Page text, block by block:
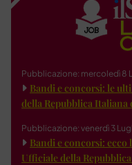
Pubblicazione: mercoledì 8
Bandi e concorsi: le
della Repubblica Italiana
Pubblicazione: venerdì 3
Bandi e concorsi:
Ufficiale della